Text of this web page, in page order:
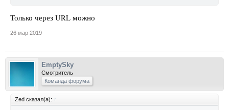
Только через URL можно
26 мар 2019
EmptySky
Смотритель
Команда форума
Zed сказал(а): ↑